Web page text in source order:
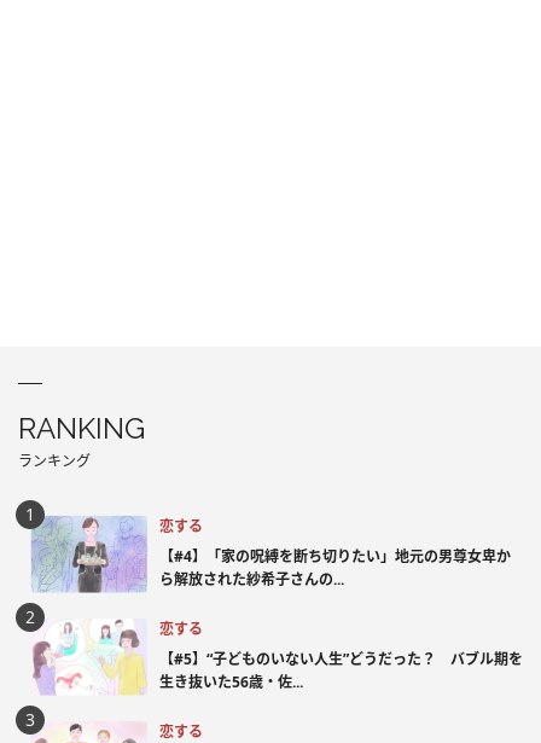
RANKING
ランキング
恋する
【#4】「家の呪縛を断ち切りたい」地元の男尊女卑か
ら解放された紗希子さんの...
恋する
【#5】“子どものいない人生”どうだった？ バブル期を
生き抜いた56歳・佐...
恋する